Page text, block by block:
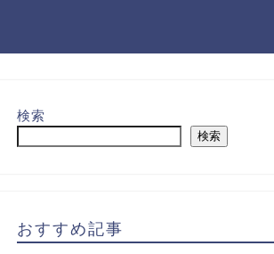
検索
検索
おすすめ記事